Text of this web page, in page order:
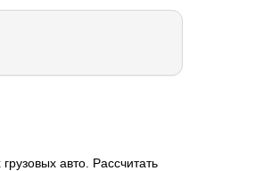
авто. Рассчитать